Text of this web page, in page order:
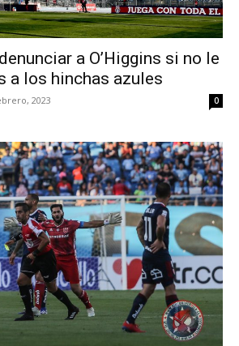
a O’Higgins si no le
a los hinchas azules
2023 0